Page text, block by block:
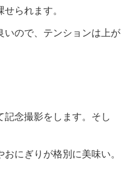
られます。
いので、テンションは上が
記念撮影をします。そし
にぎりが格別に美味い。